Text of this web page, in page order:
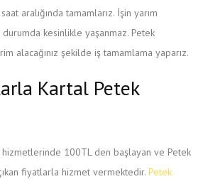
aralığında tamamlarız. İşin yarım
durumda kesinlikle yaşanmaz. Petek
alacağınız şekilde iş tamamlama yaparız.
Kartal Petek
hizmetlerinde 100TL den başlayan ve Petek
fiyatlarla hizmet vermektedir. Petek